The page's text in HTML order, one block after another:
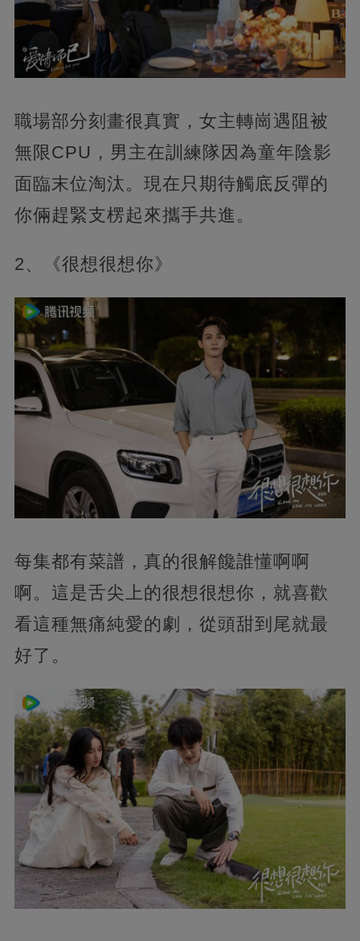
職場部分刻畫很真實，女主轉崗遇阻被
無限CPU，男主在訓練隊因為童年陰影
面臨末位淘汰。現在只期待觸底反彈的
你倆趕緊支楞起來攜手共進。
2、《很想很想你》
每集都有菜譜，真的很解饞誰懂啊啊
啊。這是舌尖上的很想很想你，就喜歡
看這種無痛純愛的劇，從頭甜到尾就最
好了。